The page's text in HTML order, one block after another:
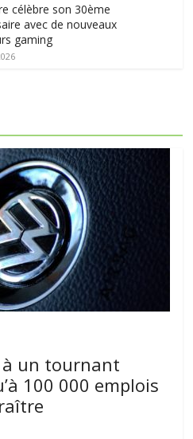
célèbre son 30ème
avec de nouveaux
gaming
à un tournant
100 000 emplois